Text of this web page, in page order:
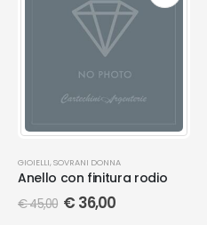
GIOIELLI, SOVRANI DONNA
Anello con finitura rodio
€45,00 € 36,00